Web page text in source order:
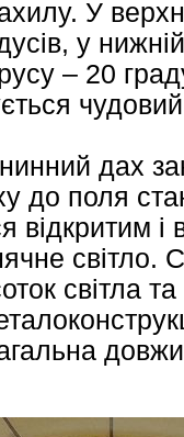
У
у
– 20
дах
до поля
і в
світло.
світла